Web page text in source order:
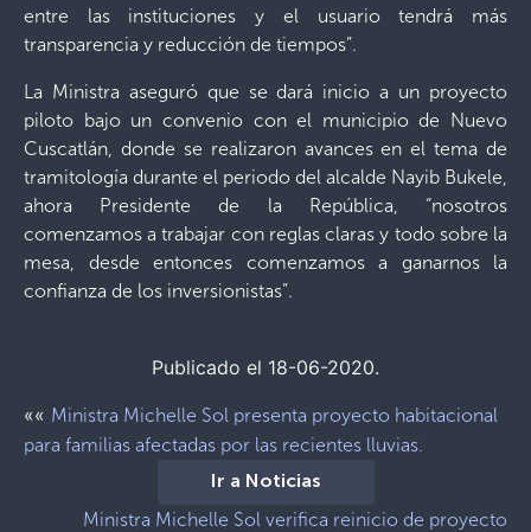
entre las instituciones y el usuario tendrá más
transparencia y reducción de tiempos”.
La Ministra aseguró que se dará inicio a un proyecto
piloto bajo un convenio con el municipio de Nuevo
Cuscatlán, donde se realizaron avances en el tema de
tramitología durante el periodo del alcalde Nayib Bukele,
ahora Presidente de la República, “nosotros
comenzamos a trabajar con reglas claras y todo sobre la
mesa, desde entonces comenzamos a ganarnos la
confianza de los inversionistas”.
Publicado el 18-06-2020.
«« Ministra Michelle Sol presenta proyecto habitacional
para familias afectadas por las recientes lluvias.
Ir a Noticias
Ministra Michelle Sol verifica reinicio de proyecto